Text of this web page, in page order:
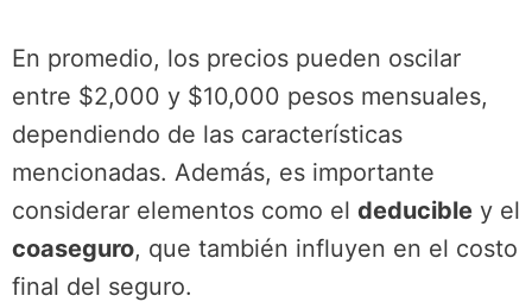
En promedio, los precios pueden oscilar
entre $2,000 y $10,000 pesos mensuales,
dependiendo de las características
mencionadas. Además, es importante
considerar elementos como el deducible y el
coaseguro, que también influyen en el costo
final del seguro.